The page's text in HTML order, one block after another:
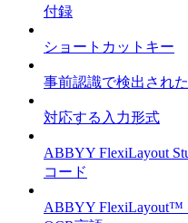
付録
ショートカットキー
事前認識で検出され
対応する入力形式
ABBYY FlexiLayout
コード
ABBYY FlexiLayout™